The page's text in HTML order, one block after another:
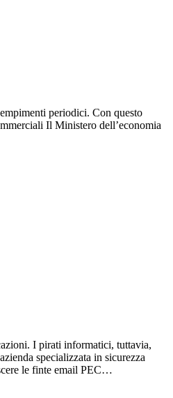
periodici. Con questo
Il Ministero dell’economia
I pirati informatici, tuttavia,
specializzata in sicurezza
le finte email PEC…